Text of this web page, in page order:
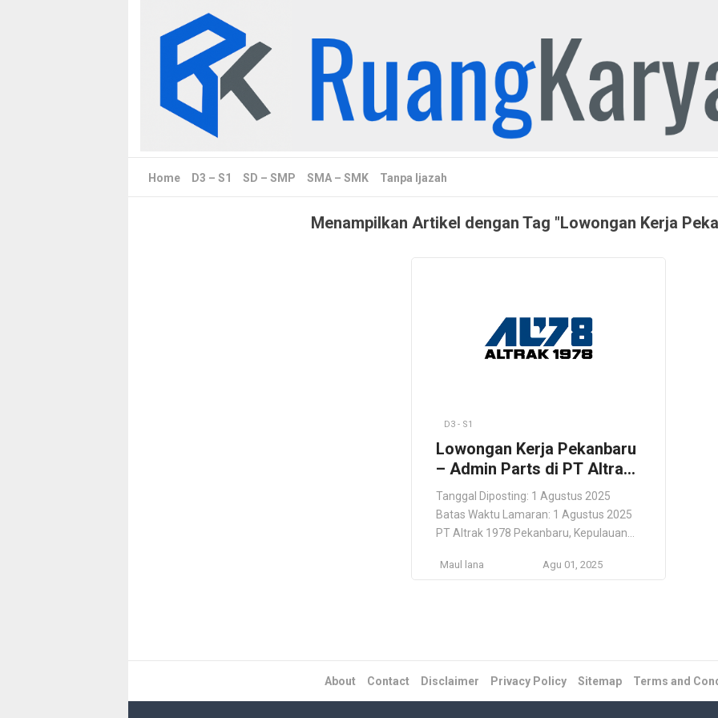
Home D3 – S1 SD – SMP SMA – SMK Tanpa Ijazah
Menampilkan Artikel dengan Tag "Lowongan Kerja
D3 - S1
Lowongan Kerja Pekanbaru
– Admin Parts di PT Altrak
1978
Tanggal Diposting: 1 Agustus 2025
Batas Waktu Lamaran: 1 Agustus 2025
PT Altrak 1978 Pekanbaru, Kepulauan
Kepulauan Riau, ID Tentang PT Altrak
berdiri […]
Maul lana Agu 01, 2025
About Contact Disclaimer Privacy Policy Sitemap Terms and